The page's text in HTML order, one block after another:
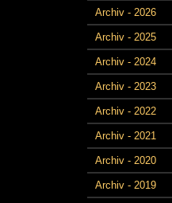
Archiv - 2026
Archiv - 2025
Archiv - 2024
Archiv - 2023
Archiv - 2022
Archiv - 2021
Archiv - 2020
Archiv - 2019